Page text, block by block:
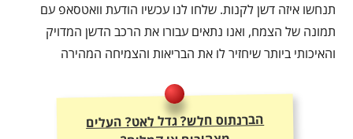
תנחשו איזה דשן לקנות. שלחו לנו עכשיו הודעת וואטסאפ עם
תמונה של הצמח, ואנו נתאים עבורו את הרכב הדשן המדויק
והאיכותי ביותר שיחזיר לו את הבריאות והצמיחה המהירה
הברנתוס חלש? גדל לאט? העלים